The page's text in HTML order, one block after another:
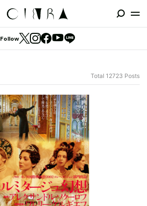
Follow
Total 12723 Posts